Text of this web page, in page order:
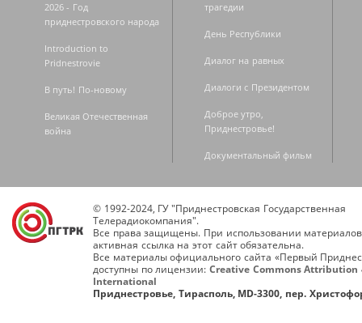
2026 - Год
приднестровского народа
Introduction to
Pridnestrovie
В путь! По-новому
Великая Отечественная
война
трагедии
День Республики
Диалог на равных
Диалоги с Президентом
Доброе утро,
Приднестровье!
Документальный фильм
© 1992-2024, ГУ "Приднестровская Государственная
Телерадиокомпания".
Все права защищены. При использовании
активная ссылка на этот сайт обязательна.
Все материалы официального сайта «Первый
доступны по лицензии: Creative Commons Attribution
International
Приднестровье, Тирасполь, MD-3300, пер.